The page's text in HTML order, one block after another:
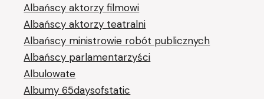
Albańscy aktorzy filmowi
Albańscy aktorzy teatralni
Albańscy ministrowie robót publicznych
Albańscy parlamentarzyści
Albulowate
Albumy 65daysofstatic